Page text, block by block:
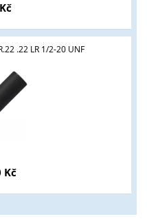
.22 LR 1/2-20 UNF
Kč